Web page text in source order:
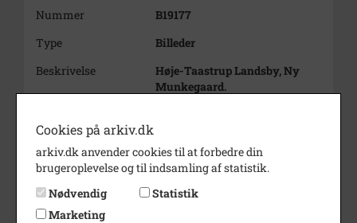
Nummer
B19177
Type
Billeder
Beskrivelse
Høje-Taastrup Landsby, Ny
Munkegaard.
Dateringsnote
Fotograf
Michael Wimmelmann.
Se på kort
Cookies på arkiv.dk
arkiv.dk anvender cookies til at forbedre din
brugeroplevelse og til indsamling af statistik.
Nødvendig
Statistik
Marketing